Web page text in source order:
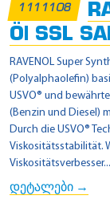
1111108
Öl SSL
RAVENOL Super
(Polyalphaolefin)
USVO® und
(Benzin und Diesel)
Durch die USVO®
Viskositätsstabilität.
Viskositätsverbesser...
დეტალები →